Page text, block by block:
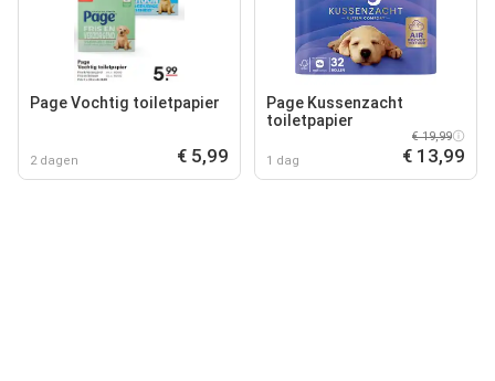
Page Vochtig toiletpapier
2 dagen € 5,99
Page Kussenzacht
toiletpapier
1 dag
€ 19,99
€ 13,99